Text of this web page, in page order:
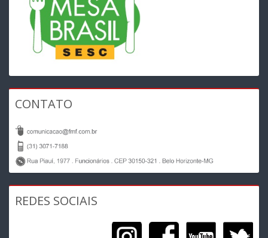
CONTATO
REDES SOCIAIS